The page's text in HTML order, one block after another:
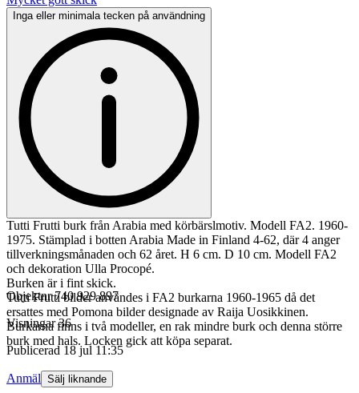
Inga eller minimala tecken på användning
Tutti Frutti burk från Arabia med körbärslmotiv. Modell FA2. 1960-
1975. Stämplad i botten Arabia Made in Finland 4-62, där 4 anger
tillverkningsmånaden och 62 året. H 6 cm. D 10 cm. Modell FA2
och dekoration Ulla Procopé.
Burken är i fint skick.
Tutti Frutti bilder användes i FA2 burkarna 1960-1965 då det
ersattes med Pomona bilder designade av Raija Uosikkinen.
Burkarna finns i två modeller, en rak mindre burk och denna större
burk med hals. Locken gick att köpa separat.
Objektnr 740 929 897
Visningar 36
Publicerad 18 jul 11:35
Anmäl Sälj liknande